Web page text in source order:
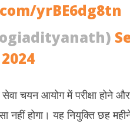
yrBE6dg8tn
2024
चयन आयोग में परीक्षा होने
होगा। यह नियुक्ति छह